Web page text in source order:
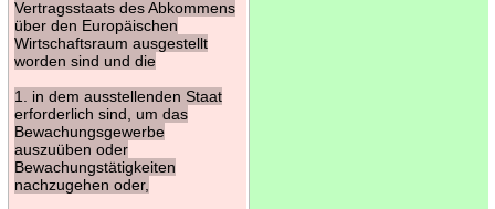
Vertragsstaats des Abkommens
über den Europäischen
Wirtschaftsraum ausgestellt
worden sind und die
1. in dem ausstellenden Staat
erforderlich sind, um das
Bewachungsgewerbe
auszuüben oder
Bewachungstätigkeiten
nachzugehen oder,